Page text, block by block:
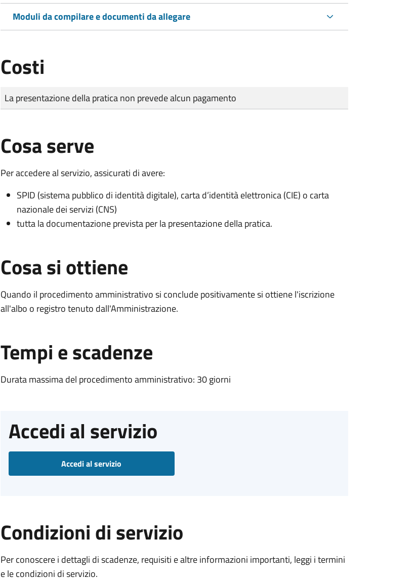
Moduli da compilare e documenti da allegare
Costi
Tipo di pagamento
Importo
La presentazione della pratica non prevede alcun pagamento
Cosa serve
Per accedere al servizio, assicurati di avere:
SPID (sistema pubblico di identità digitale), carta d’identità elettronica (CIE) o carta
nazionale dei servizi (CNS)
tutta la documentazione prevista per la presentazione della pratica.
Cosa si ottiene
Quando il procedimento amministrativo si conclude positivamente si ottiene l'iscrizione
all'albo o registro tenuto dall'Amministrazione.
Tempi e scadenze
Durata massima del procedimento amministrativo: 30 giorni
Accedi al servizio
Accedi al servizio
Condizioni di servizio
Per conoscere i dettagli di scadenze, requisiti e altre informazioni importanti, leggi i termini
e le condizioni di servizio.